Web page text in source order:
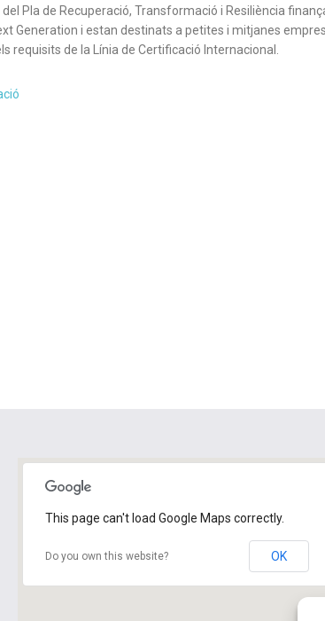
Pla de Recuperació, Transformació i Resiliència
Generation i estan destinats a petites i mitjanes
requisits de la Línia de Certificació Internacional.
This page can't load Google Maps correctly.
Do you own this website? OK